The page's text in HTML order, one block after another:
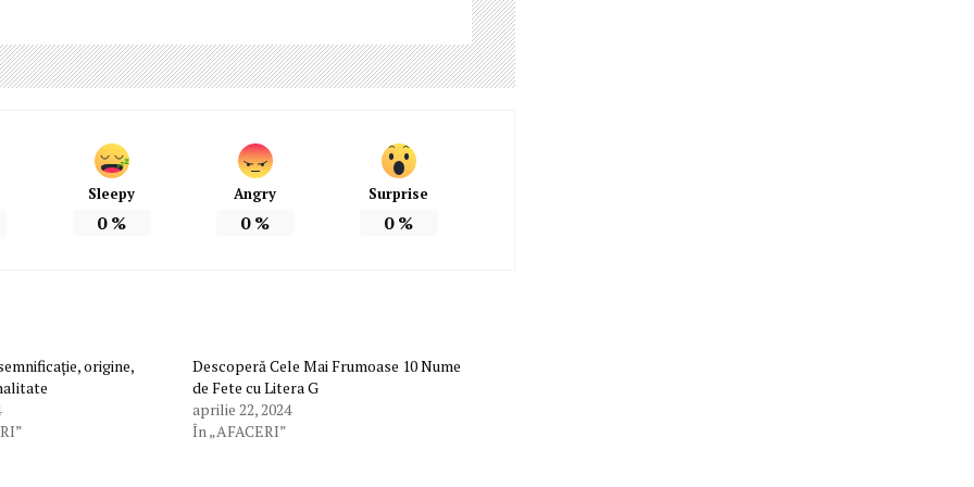
Sleepy
0%
Angry
0%
Surprise
0%
origine,
Descoperă Cele Mai Frumoase 10 Nume
de Fete cu Litera G
aprilie 22, 2024
În „AFACERI”